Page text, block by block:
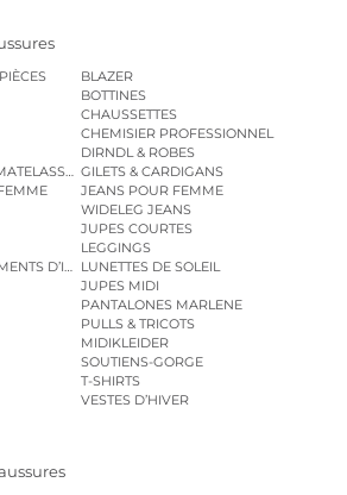
BLAZER
BOTTINES
CHAUSSETTES
CHEMISIER PROFESSIONNEL
DIRNDL & ROBES
GILETS & CARDIGANS
JEANS POUR FEMME
WIDELEG JEANS
JUPES COURTES
LEGGINGS
D’INTÉRIEUR
LUNETTES DE SOLEIL
JUPES MIDI
PANTALONES MARLENE
PULLS & TRICOTS
MIDIKLEIDER
SOUTIENS-GORGE
T-SHIRTS
VESTES D’HIVER